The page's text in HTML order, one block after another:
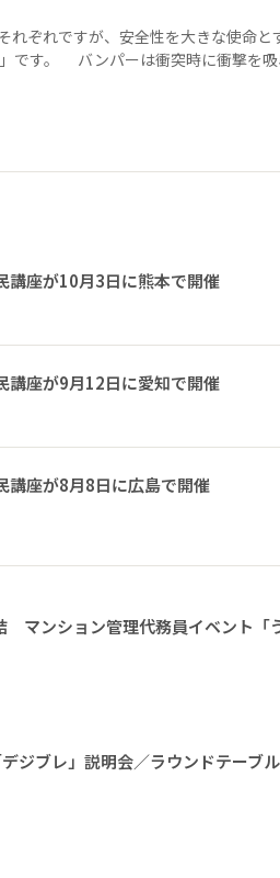
れぞれですが、安全性を大きな使命と
です。 バンパーは衝突時に衝撃を
座が10月3日に熊本で開催
座が9月12日に愛知で開催
座が8月8日に広島で開催
マンション管理代務員イベント「
ジブレ」説明会／ラウンドテーブル